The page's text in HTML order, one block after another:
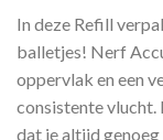
In deze Refill
balletjes! Nerf
oppervlak en een
consistente
dat je altijd